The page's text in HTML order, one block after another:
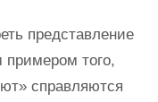
представление
примером того,
справляются